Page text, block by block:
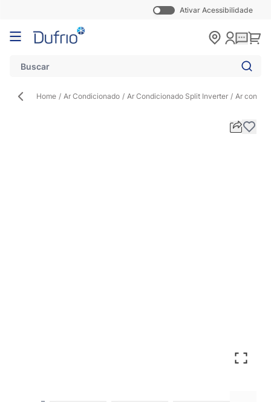
Ativar Acessibilidade
Pular para o conteúdo
Home / Ar Condicionado / Ar Condicionado Split Inverter / Ar